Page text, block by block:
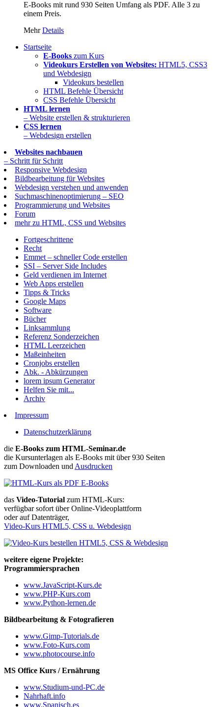
E-Books mit rund 930 Seiten Umfang als PDF. Alle 3 zu
einem Preis.
MehrDetails
Startseite
E-Books zum Kurs
Videokurs Erstellen von Websites: HTML5, CSS3
und Webdesign
Videokurs bestellen
HTML Befehle Übersicht
CSS Befehle Übersicht
HTML lernen
– Website erstellen & strukturieren
CSS lernen
– Webdesign erstellen
Websites nachbauen
– Schritt für Schritt
Responsive Webdesign
Bildbearbeitung für Websites
Webdesign verstehen und anwenden
Suchmaschinenoptimierung – SEO
Programmierung und Websites
Forum
mehr zu HTML, CSS und Websites
Fortgeschrittene
Recht
Emmet – schneller Code erstellen
SSI – Server Side Includes
Geld verdienen im Internet
Web Apps erstellen
Tipps & Tricks
Google Maps
Software
Bücher
Linksammlung
Referenz Sonderzeichen
HTML Leerzeichen
Maßeinheiten
Cronjobs erstellen
Abk. - Abkürzungen
lorem ipsum Generator
Helfen Sie mit...
Archiv
Impressum
Datenschutzerklärung
die E-Books zum HTML-Seminar.de
die Kursunterlagen als E-Books mit über 930 Seiten
zum Downloaden und Ausdrucken
das Video-Tutorial zum HTML-Kurs:
verfügbar sofort über Online-Videoplattform
oder auf Datenträger,
Video-Kurs HTML5, CSS u. Webdesign
weitere eigene Projekte:
Programmiersprachen
www.JavaScript-Kurs.de
www.PHP-Kurs.com
www.Python-lernen.de
Bildbearbeitung & Fotografieren
www.Gimp-Tutorials.de
www.Foto-Kurs.com
www.photocourse.info
MS Office Kurs / Ernährung
www.Studium-und-PC.de
Nahrhaft.info
www.Spanisch.es